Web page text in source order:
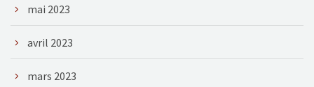
mai 2023
avril 2023
mars 2023